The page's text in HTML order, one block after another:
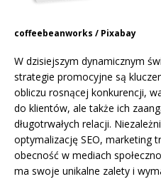
coffeebeanworks / Pixabay
W dzisiejszym dynamicznym
strategie promocyjne są
obliczu rosnącej konkurencji,
do klientów, ale także ich
długotrwałych relacji.
optymalizację SEO, marketing
obecność w mediach
ma swoje unikalne zalety i